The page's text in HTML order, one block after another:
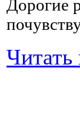
Дорогие
Читать